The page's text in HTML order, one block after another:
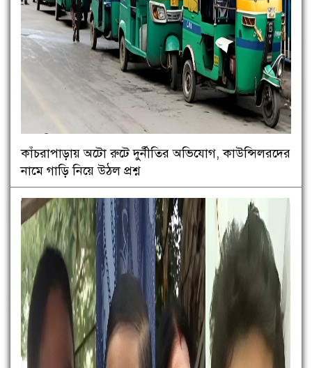
কাঁচরাপাড়ায় অটো রুটে দুর্নীতির অভিযোগ, কাউন্সিলরদের
নামে গাড়ি নিয়ে উঠল প্রশ্ন